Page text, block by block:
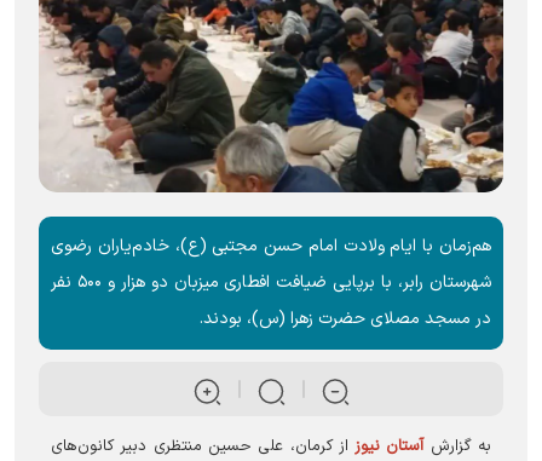
هم‌زمان با ایام ولادت امام حسن مجتبی (ع)، خادم‌یاران رضوی
شهرستان رابر، با برپایی ضیافت افطاری میزبان دو هزار و ۵۰۰ نفر
در مسجد مصلای حضرت زهرا (س)، بودند.
به گزارشآستان نیوزاز کرمان، علی حسین منتظری دبیر کانون‌های